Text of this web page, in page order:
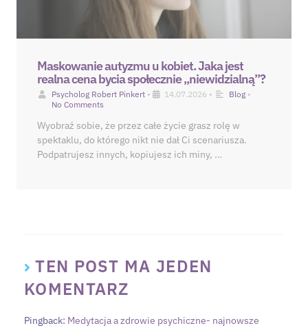
Maskowanie autyzmu u kobiet. Jaka jest
realna cena bycia społecznie „niewidzialną”?
Psycholog Robert Pinkert • 14.07.2026 • Blog •
No Comments
Wyobraź sobie, że przez całe życie grasz rolę w
spektaklu, do którego nikt nie dał Ci scenariusza.
Podpatrujesz innych, kopiujesz ich miny, …
TEN POST MA JEDEN
KOMENTARZ
Pingback: Medytacja a zdrowie psychiczne- najnowsze